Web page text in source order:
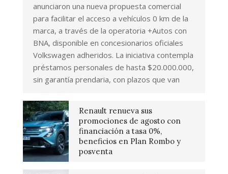
anunciaron una nueva propuesta comercial
para facilitar el acceso a vehículos 0 km de la
marca, a través de la operatoria +Autos con
BNA, disponible en concesionarios oficiales
Volkswagen adheridos. La iniciativa contempla
préstamos personales de hasta $20.000.000,
sin garantía prendaria, con plazos que van
Renault renueva sus
promociones de agosto con
financiación a tasa 0%,
beneficios en Plan Rombo y
posventa